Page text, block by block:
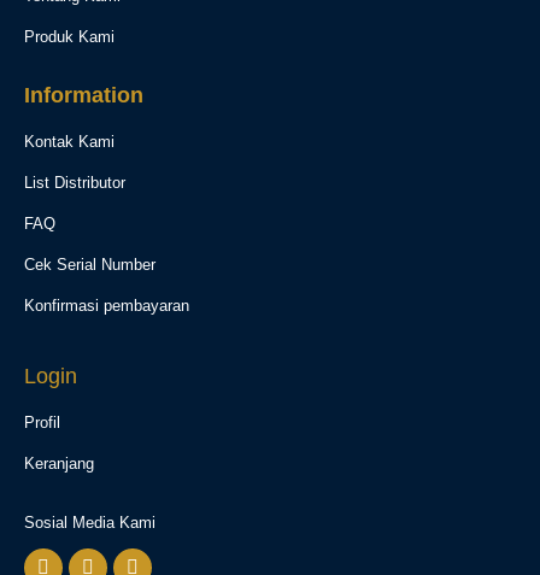
Produk Kami
Information
Kontak Kami
List Distributor
FAQ
Cek Serial Number
Konfirmasi pembayaran
Login
Profil
Keranjang
Sosial Media Kami